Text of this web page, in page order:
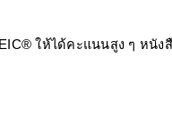
ให้ได้คะแนนสูง ๆ หนั